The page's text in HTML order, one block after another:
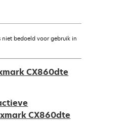
niet bedoeld voor gebruik in
CX860dte
CX860dte